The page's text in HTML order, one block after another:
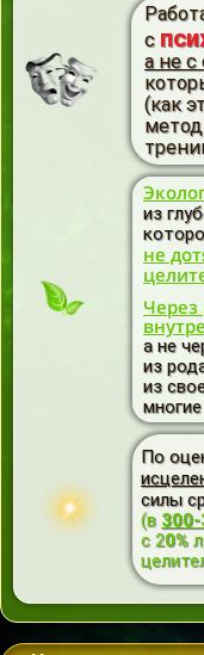
с
а не
(как
из
не
а не
из
из
По
силы
(в
с 20%